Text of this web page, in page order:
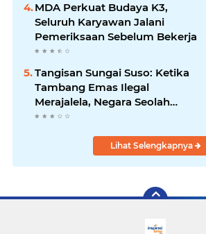
MDA Perkuat Budaya K3,
Seluruh Karyawan Jalani
Pemeriksaan Sebelum Bekerja
Tangisan Sungai Suso: Ketika
Tambang Emas Ilegal
Merajalela, Negara Seolah
Memilih Diam
Lihat Selengkapnya